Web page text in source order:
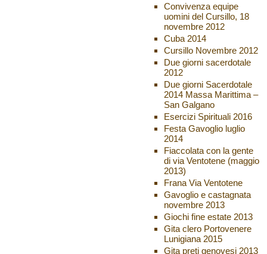
Convivenza equipe
uomini del Cursillo, 18
novembre 2012
Cuba 2014
Cursillo Novembre 2012
Due giorni sacerdotale
2012
Due giorni Sacerdotale
2014 Massa Marittima –
San Galgano
Esercizi Spirituali 2016
Festa Gavoglio luglio
2014
Fiaccolata con la gente
di via Ventotene (maggio
2013)
Frana Via Ventotene
Gavoglio e castagnata
novembre 2013
Giochi fine estate 2013
Gita clero Portovenere
Lunigiana 2015
Gita preti genovesi 2013